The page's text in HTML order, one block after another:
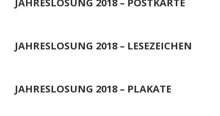
JAHRESLOSUNG 2018 – LESEZEICHEN
JAHRESLOSUNG 2018 – PLAKATE